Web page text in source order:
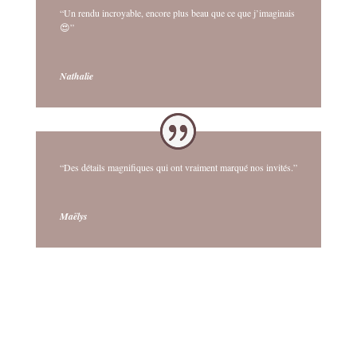
“Un rendu incroyable, encore plus beau que ce que j’imaginais
😍”
Nathalie
“Des détails magnifiques qui ont vraiment marqué nos invités.”
Maëlys